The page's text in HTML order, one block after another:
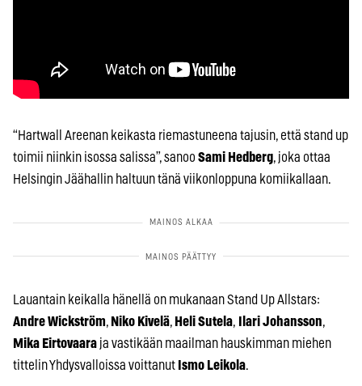
“Hartwall Areenan keikasta riemastuneena tajusin, että stand up
toimii niinkin isossa salissa”, sanoo Sami Hedberg, joka ottaa
Helsingin Jäähallin haltuun tänä viikonloppuna komiikallaan.
Lauantain keikalla hänellä on mukanaan Stand Up Allstars:
Andre Wickström, Niko Kivelä, Heli Sutela, Ilari Johansson,
Mika Eirtovaara ja vastikään maailman hauskimman miehen
tittelin Yhdysvalloissa voittanut Ismo Leikola.